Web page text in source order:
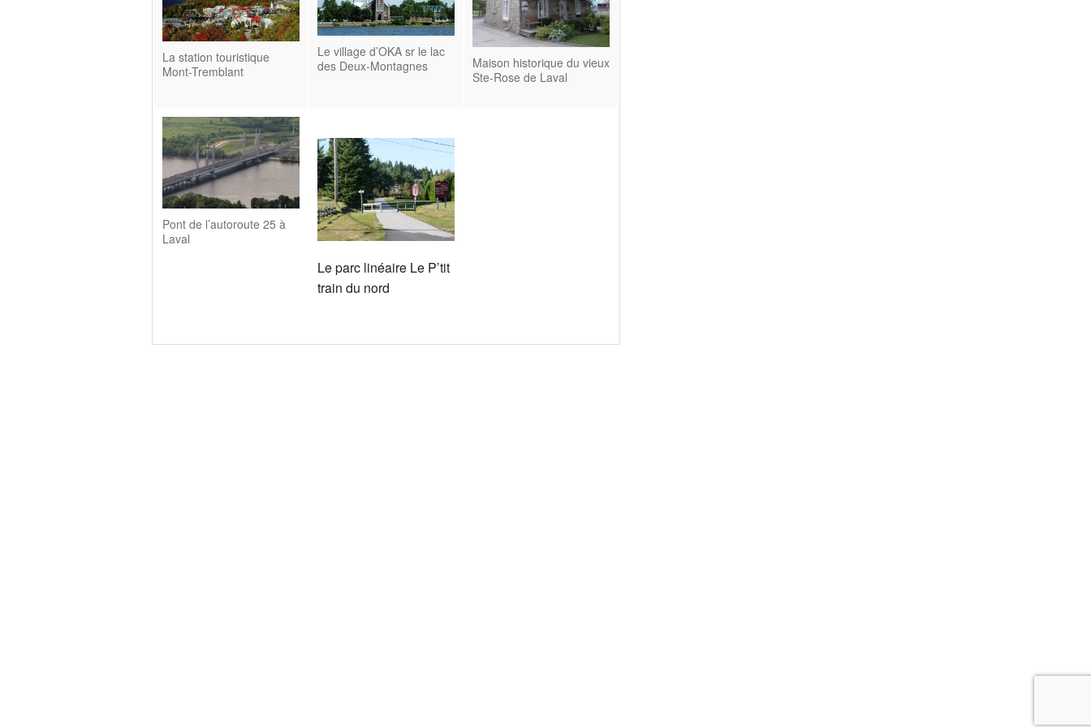
La station touristique
Mont-Tremblant
Le village d’OKA sr le lac
des Deux-Montagnes
Maison historique du vieux
Ste-Rose de Laval
Pont de l’autoroute 25 à
Laval
Le parc linéaire Le P’tit
train du nord